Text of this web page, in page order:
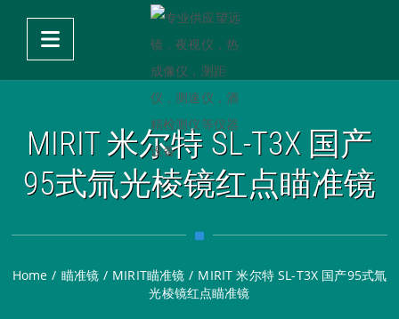
MIRIT 米尔特 SL-T3X 国产
95式氚光棱镜红点瞄准镜
Home / 瞄准镜 / MIRIT瞄准镜 / MIRIT 米尔特 SL-T3X 国产95式氚
光棱镜红点瞄准镜